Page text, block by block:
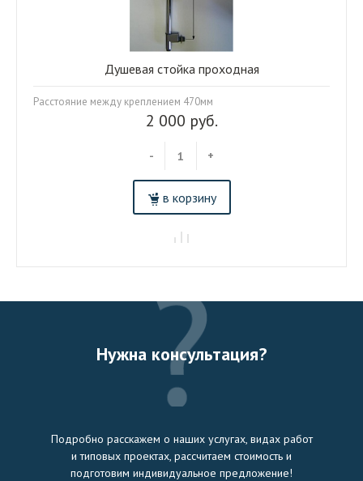
2 000 руб.
- +
в корзину
Душевая стойка проходная
Расстояние между креплением 470мм
Нужна консультация?
Подробно расскажем о наших услугах, видах работ
и типовых проектах, рассчитаем стоимость и
подготовим индивидуальное предложение!